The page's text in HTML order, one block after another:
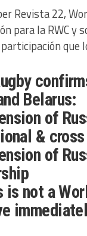
Revista 22,
para la RWC y
que
Belarus:
of
&
of
is not a